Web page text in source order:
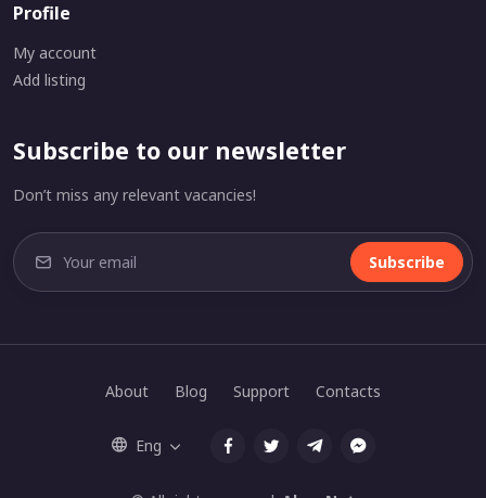
Profile
My account
Add listing
Subscribe to our newsletter
Don’t miss any relevant vacancies!
Subscribe
About Blog Support Contacts
Eng